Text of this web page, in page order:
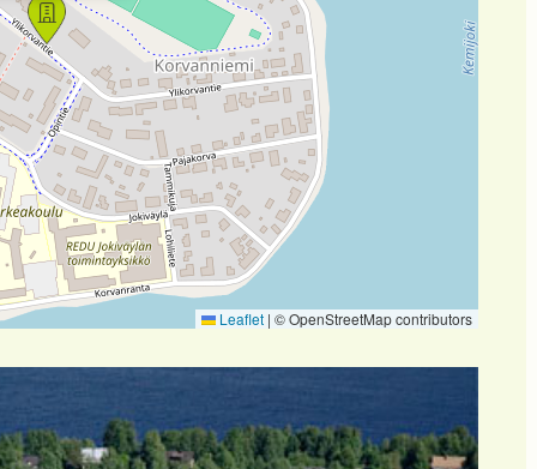
Leaflet | © OpenStreetMap contributors